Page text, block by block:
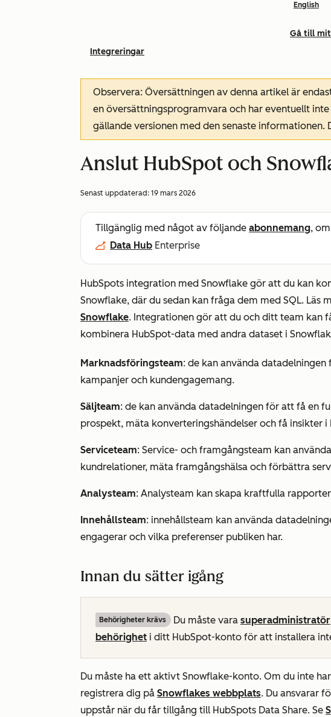
English
Gå till
Integreringar
Observera: Översättningen av denna artikel är
en översättningsprogramvara och har eventuellt
gällande versionen med den senaste informationen.
Anslut HubSpot och
Senast uppdaterad: 19 mars 2026
Tillgänglig med något av följande abonnemang,
Data Hub Enterprise
HubSpots integration med Snowflake gör att du kan
Snowflake, där du sedan kan fråga dem med SQL. Läs
Snowflake. Integrationen gör att du och ditt team kan
kombinera HubSpot-data med andra dataset i
Marknadsföringsteam: de kan använda
kampanjer och kundengagemang.
Säljteam: de kan använda datadelningen för att få en
prospekt, mäta konverteringshändelser och få insikter
Serviceteam: Service- och framgångsteam kan
kundrelationer, mäta framgångshälsa och förbättra
Analysteam: Analysteam kan skapa kraftfulla
Innehållsteam: innehållsteam kan använda
engagerar och vilka preferenser publiken har.
Innan du sätter igång
Behörigheter krävs Du måste vara superadministratör
behörighet i ditt HubSpot-konto för att installera
Du måste ha ett aktivt Snowflake-konto. Om du inte
registrera dig på Snowflakes webbplats. Du ansvarar
uppstår när du får tillgång till HubSpots Data Share. Se